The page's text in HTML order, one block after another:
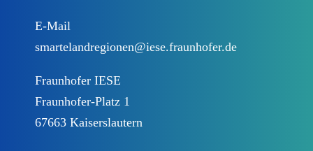
DEUTSCHLAND.DIGITAL
E-Mail
smartelandregionen@iese.fraunhofer.de
Fraunhofer IESE
Fraunhofer-Platz 1
67663 Kaiserslautern